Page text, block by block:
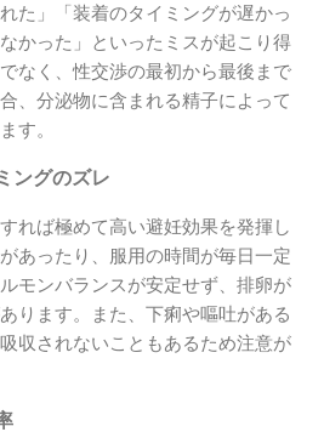
た」「装着のタイミングが遅かっ
かった」といったミスが起こり得
なく、性交渉の最初から最後まで
、分泌物に含まれる精子によって
す。
ングのズレ
れば極めて高い避妊効果を発揮し
あったり、服用の時間が毎日一定
モンバランスが安定せず、排卵が
ります。また、下痢や嘔吐がある
収されないこともあるため注意が